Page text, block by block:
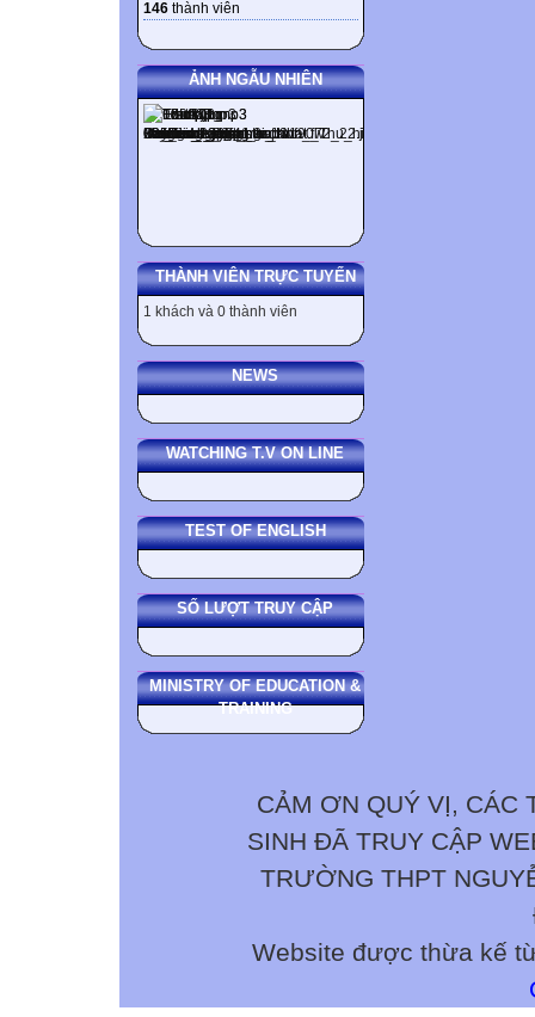
146 thành viên
ẢNH NGẪU NHIÊN
THÀNH VIÊN TRỰC TUYẾN
1 khách và 0 thành viên
NEWS
WATCHING T.V ON LINE
TEST OF ENGLISH
SỐ LƯỢT TRUY CẬP
MINISTRY OF EDUCATION &
TRAINING
CẢM ƠN QUÝ VỊ, CÁC
SINH ĐÃ TRUY CẬP
TRƯỜNG THPT
Website được thừa kế